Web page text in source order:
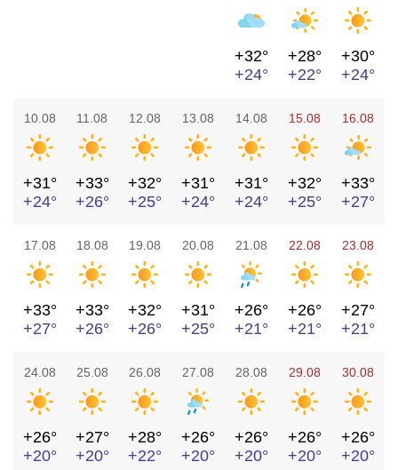
+32°
+24°
+28°
+22°
+30°
+24°
10.08
+31°
+24°
11.08
+33°
+26°
12.08
+32°
+25°
13.08
+31°
+24°
14.08
+31°
+24°
15.08
+32°
+25°
16.08
+33°
+27°
17.08
+33°
+27°
18.08
+33°
+26°
19.08
+32°
+26°
20.08
+31°
+25°
21.08
+26°
+21°
22.08
+26°
+21°
23.08
+27°
+21°
24.08
+26°
+20°
25.08
+27°
+20°
26.08
+28°
+22°
27.08
+26°
+20°
28.08
+26°
+20°
29.08
+26°
+20°
30.08
+26°
+20°